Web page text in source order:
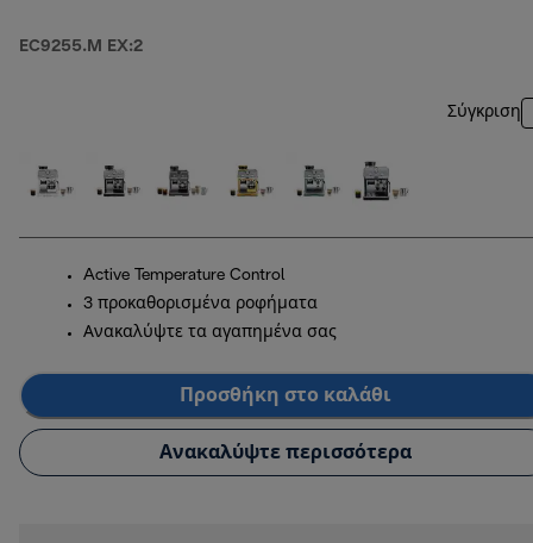
EC9255.M EX:2
Σύγκριση
Active Temperature Control
3 προκαθορισμένα ροφήματα
Ανακαλύψτε τα αγαπημένα σας
Προσθήκη στο καλάθι
Ανακαλύψτε περισσότερα